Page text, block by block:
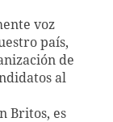
voz
país,
de
al
Britos, es